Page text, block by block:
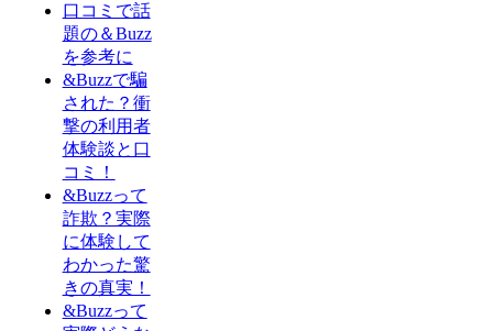
口コミで話
題の＆Buzz
を参考に
&Buzzで騙
された？衝
撃の利用者
体験談と口
コミ！
&Buzzって
詐欺？実際
に体験して
わかった驚
きの真実！
&Buzzって